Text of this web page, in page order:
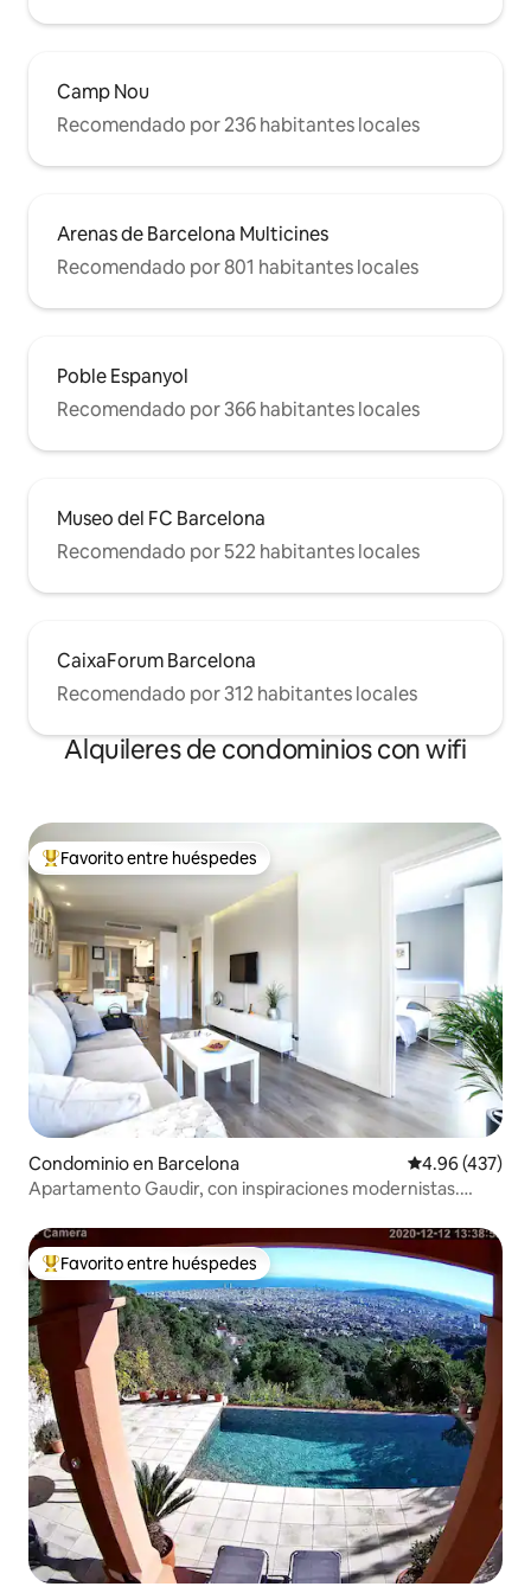
Camp Nou
Recomendado por 236 habitantes locales
Arenas de Barcelona Multicines
Recomendado por 801 habitantes locales
Poble Espanyol
Recomendado por 366 habitantes locales
Museo del FC Barcelona
Recomendado por 522 habitantes locales
CaixaForum Barcelona
Recomendado por 312 habitantes locales
Alquileres de condominios con wifi
De los mejores en Favorito entre huéspedes
Favorito entre huéspedes
Condominio en Barcelona Calificación
4.96 (437)
Apartamento Gaudir, con inspiraciones modernistas.
De los mejores en Favorito entre huéspedes
Favorito entre huéspedes